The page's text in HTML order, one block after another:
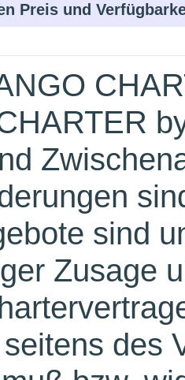
Preis und
sind
Zusage
des